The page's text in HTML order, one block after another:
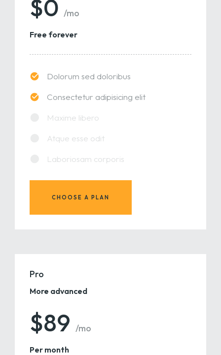
$0 /mo
Free forever
Dolorum sed doloribus
Consectetur adipisicing elit
Maxime libero
Atque esse odit
Laboriosam corporis
CHOOSE A PLAN
Pro
More advanced
$89 /mo
Per month